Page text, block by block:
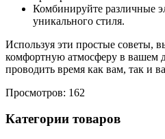
Комбинируйте различные
уникального стиля.
Используя эти простые советы,
комфортную атмосферу в вашем
проводить время как вам, так и
Просмотров: 162
Категории товаров